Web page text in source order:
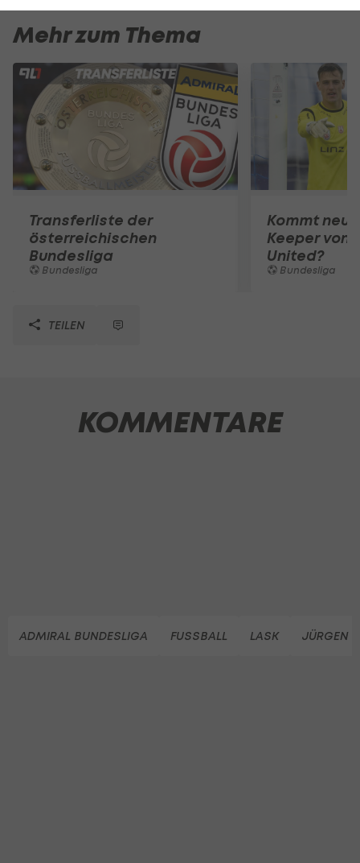
Mehr zum Thema
Transferliste der
österreichischen
Bundesliga
Bundesliga
Kommt
Keeper von
United?
Bundesliga
TEILEN
KOMMENTARE
ADMIRAL BUNDESLIGA FUSSBALL LASK JÜRGEN